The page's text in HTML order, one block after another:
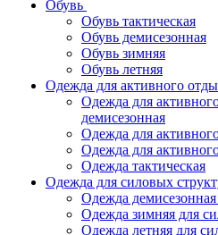
Обувь
Обувь тактическая
Обувь демисезонная
Обувь зимняя
Обувь летняя
Одежда для активного
Одежда для
демисезонная
Одежда для
Одежда для
Одежда тактическая
Одежда для силовых
Одежда
Одежда зимняя для
Одежда летняя для